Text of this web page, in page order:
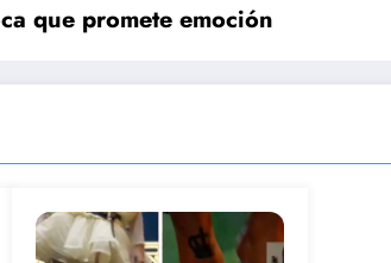
que promete emoción